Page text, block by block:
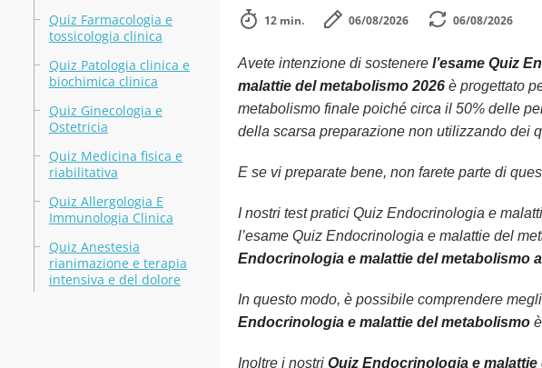
Quiz Farmacologia e
tossicologia clinica
Quiz Patologia clinica e
biochimica clinica
Quiz Ginecologia e
Ostetricia
Quiz Medicina fisica e
riabilitativa
Quiz Allergologia E
Immunologia Clinica
Quiz Anestesia
rianimazione e terapia
intensiva e del dolore
12 min. 06/08/2026 06/08/2026
Avete intenzione di sostenere l’esame Quiz
malattie del metabolismo 2026è progettato
metabolismo finale poiché circa il 50% delle
della scarsa preparazione non utilizzando dei
E se vi preparate bene, non farete parte di
I nostri test pratici Quiz Endocrinologia e
l’esame Quiz Endocrinologia e malattie del
Endocrinologia e malattie del metabolismo
In questo modo, è possibile comprendere
Endocrinologia e malattie del metabolismoè
Inoltre i nostri Quiz Endocrinologia e